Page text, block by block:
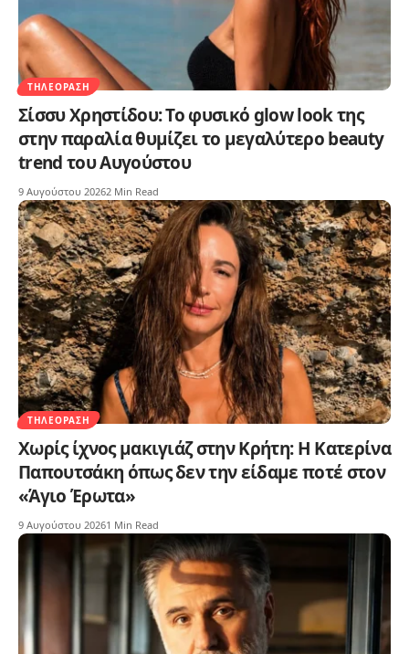
ΤΗΛΕΌΡΑΣΗ
Σίσσυ Χρηστίδου: Το φυσικό glow look της
στην παραλία θυμίζει το μεγαλύτερο beauty
trend του Αυγούστου
9 Αυγούστου 20262 Min Read
ΤΗΛΕΌΡΑΣΗ
Χωρίς ίχνος μακιγιάζ στην Κρήτη: Η Κατερίνα
Παπουτσάκη όπως δεν την είδαμε ποτέ στον
«Άγιο Έρωτα»
9 Αυγούστου 20261 Min Read